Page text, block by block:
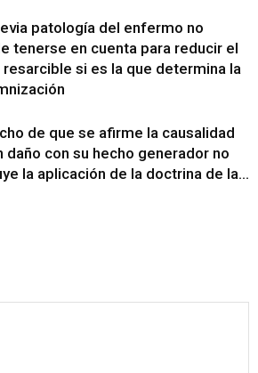
patología del enfermo no
tenerse en cuenta para reducir el
resarcible si es la que determina la
de que se afirme la causalidad
daño con su hecho generador no
la aplicación de la doctrina de la...